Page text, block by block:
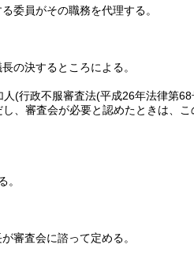
委員がその職務を代理する。
の決するところによる。
(行政不服審査法(平成26年法律第68
し、審査会が必要と認めたときは、こ
。
審査会に諮って定める。